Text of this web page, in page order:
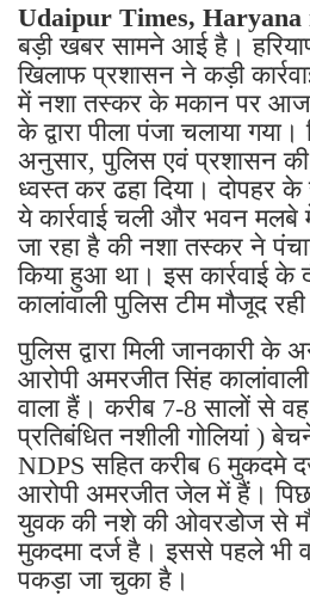
Udaipur Times, Haryana
बड़ी खबर सामने आई है।
खिलाफ प्रशासन ने कड़ी
में नशा तस्कर के मकान पर आज
के द्वारा पीला पंजा चलाया
अनुसार, पुलिस एवं प्रशासन
ध्वस्त कर ढहा दिया। दोपहर
ये कार्रवाई चली और भवन मलबे
जा रहा है की नशा तस्कर ने
किया हुआ था। इस कार्रवाई के
कालांवाली पुलिस टीम मौजूद
पुलिस द्वारा मिली जानकारी के
आरोपी अमरजीत सिंह
वाला हैं। करीब 7-8 सालों से
प्रतिबंधित नशीली गोलियां )
NDPS सहित करीब 6 मुकदमे
आरोपी अमरजीत जेल में हैं।
युवक की नशे की ओवरडोज से
मुकदमा दर्ज है। इससे पहले भी
पकड़ा जा चुका है।